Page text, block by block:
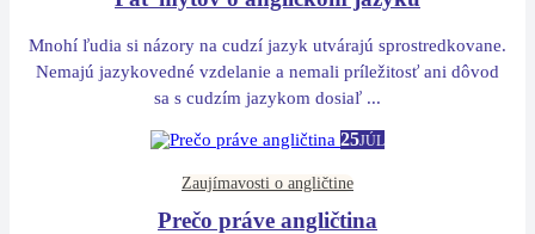
Mnohí ľudia si názory na cudzí jazyk utvárajú sprostredkovane.
Nemajú jazykovedné vzdelanie a nemali príležitosť ani dôvod
sa s cudzím jazykom dosiaľ ...
25JÚL
Zaujímavosti o angličtine
Prečo práve angličtina